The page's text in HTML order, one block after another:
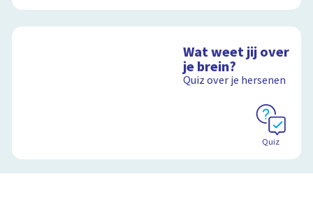
Wat weet jij over
je brein?
Quiz over je hersenen
Quiz